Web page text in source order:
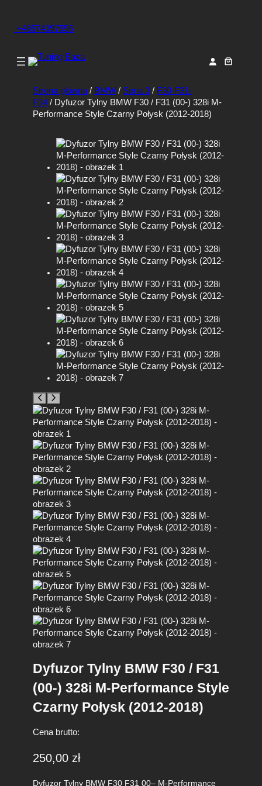
+48574397555
Strona główna / BMW / Seria 3 / F30-F31-
F34 / Dyfuzor Tylny BMW F30 / F31 (00-) 328i M-
Performance Style Czarny Połysk (2012-2018)
Dyfuzor Tylny BMW F30 / F31
(00-) 328i M-Performance Style
Czarny Połysk (2012-2018)
Cena brutto:
250,00 zł
Dyfuzor Tylny BMW F30 F31 00– M-Performance